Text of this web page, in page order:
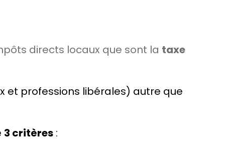
directs locaux que sont la taxe
et professions libérales) autre que
3 critères :